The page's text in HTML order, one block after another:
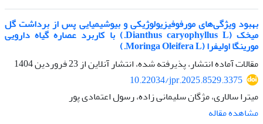
بهبود ویژگی‌های مورفوفیزیولوژیکی و بیوشیمیایی پس از برداشت گل
میخک (Dianthus caryophyllus L.) با کاربرد عصاره گیاه دارویی
مورینگا اولیفرا (Moringa Oleifera L.)
مقالات آماده انتشار، پذیرفته شده، انتشار آنلاین از23 فروردین 1404
10.22034/jpr.2025.8529.3375
میترا سالاری، مژگان سلیمانی زاده، رسول اعتمادی پور
مشاهده مقاله